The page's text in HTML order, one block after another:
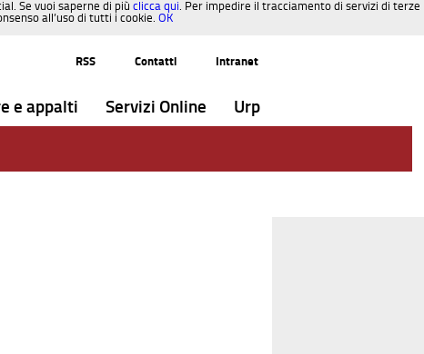
Se vuoi saperne di più clicca qui. Per impedire il tracciamento di servizi di terze
all’uso di tutti i cookie. OK
RSS
Contatti Intranet
e appalti Servizi Online Urp